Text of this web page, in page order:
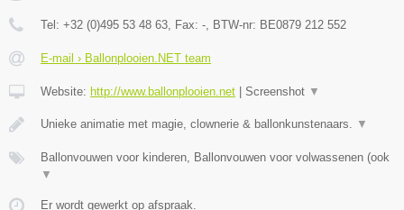
Tel: +32 (0)495 53 48 63, Fax: -, BTW-nr: BE0879 212 552
E-mail › Ballonplooien.NET team
Website: http://www.ballonplooien.net Screenshot ▼
Unieke animatie met magie, clownerie & ballonkunstenaars. ▼
Ballonvouwen voor kinderen, Ballonvouwen voor volwassenen (ook
▼
Er wordt gewerkt op afspraak.